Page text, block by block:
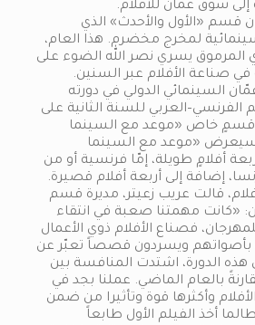
إلى سوق عمّان للأفلام.
قسم «الأول والأحدث» الذي
لمخرج مخضرم. هذا العام،
المرموق يسري نصر الله الضوء على
صناعة الأفلام عبر السنين.
السينمائي الدولي في دورته
الفرنسي–العربي للسنة الثانية على
قسمٍ خاص «موعد مع السينما
سيعرض «موعد مع السينما
أفلامٍ طويلة، إمّا فرنسية أو من
إضافة إلى أربعة أفلام قصيرة.
قالت عريب زعيتر، مديرة قسم
«كانت مهمتنا صعبة في انتقاء
للمهرجان، فصناع الأفلام ذوي الأعمال
بأصواتهم ويسردون قصصاً تعبّر عن
الدورة، اشتدت المنافسة بين
بالعام الماضي. عملنا بجد في
وأكثرها قوة وتأثيرا من ضمن
أخذ الفيلم الأول طابعاً